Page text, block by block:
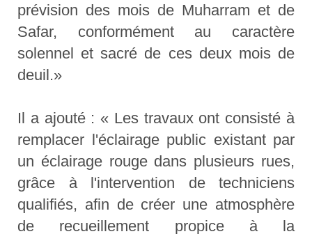
prévision des mois de Muharram et de
Safar, conformément au caractère
solennel et sacré de ces deux mois de
deuil.»
Il a ajouté : « Les travaux ont consisté à
remplacer l'éclairage public existant par
un éclairage rouge dans plusieurs rues,
grâce à l'intervention de techniciens
qualifiés, afin de créer une atmosphère
de recueillement propice à la